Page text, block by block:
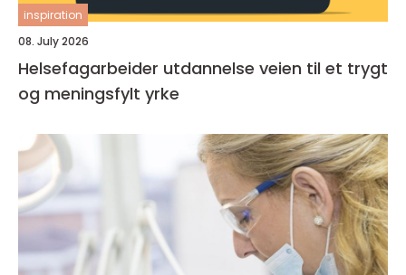
inspiration
08. July 2026
Helsefagarbeider utdannelse veien til et trygt
og meningsfylt yrke